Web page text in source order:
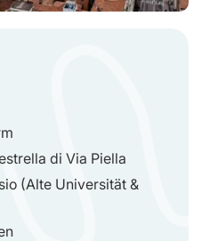
di Via Piella
(Alte Universität &